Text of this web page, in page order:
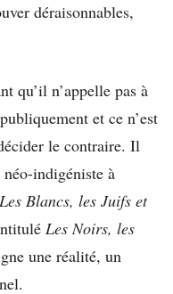
déraisonnables,
qu’il n’appelle pas à
et ce n’est
le contraire. Il
indigéniste à
Les Blancs, les Juifs et
Les Noirs, les
une réalité, un